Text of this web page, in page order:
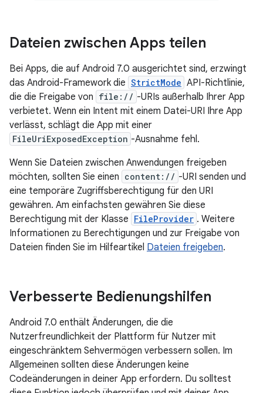
Dateien zwischen Apps teilen
Bei Apps, die auf Android 7.0 ausgerichtet sind, erzwingt
das Android-Framework die StrictMode API-Richtlinie,
die die Freigabe von file:// -URIs außerhalb Ihrer App
verbietet. Wenn ein Intent mit einem Datei-URI Ihre App
verlässt, schlägt die App mit einer
FileUriExposedException -Ausnahme fehl.
Wenn Sie Dateien zwischen Anwendungen freigeben
möchten, sollten Sie einen content:// -URI senden und
eine temporäre Zugriffsberechtigung für den URI
gewähren. Am einfachsten gewähren Sie diese
Berechtigung mit der Klasse FileProvider . Weitere
Informationen zu Berechtigungen und zur Freigabe von
Dateien finden Sie im Hilfeartikel Dateien freigeben.
Verbesserte Bedienungshilfen
Android 7.0 enthält Änderungen, die die
Nutzerfreundlichkeit der Plattform für Nutzer mit
eingeschränktem Sehvermögen verbessern sollen. Im
Allgemeinen sollten diese Änderungen keine
Codeänderungen in deiner App erfordern. Du solltest